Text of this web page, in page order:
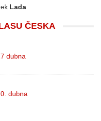
Lada
ČESKA
dubna
dubna